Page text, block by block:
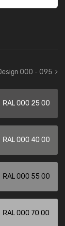
000 - 095
RAL 000 25 00
RAL 000 40 00
RAL 000 55 00
RAL 000 70 00